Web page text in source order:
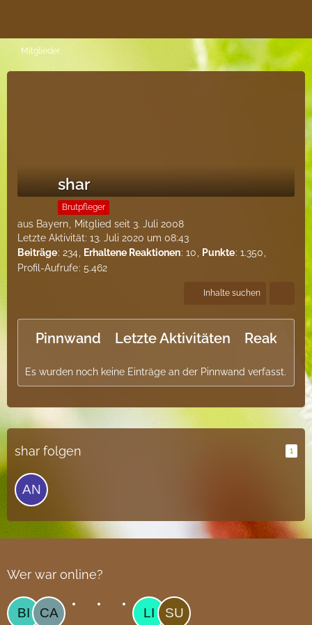
Mitglieder
shar
Brutpfleger
aus Bayern
Mitglied seit 3. Juli 2008
Letzte Aktivität: 13. Juli 2020 um 08:43
Beiträge 234 Erhaltene Reaktionen 10 Punkte 1.350
Profil-Aufrufe 5.462
Inhalte suchen
Pinnwand Letzte Aktivitäten
Es wurden noch keine Einträge an der Pinnwand verfasst.
shar folgen 1
Wer war online?